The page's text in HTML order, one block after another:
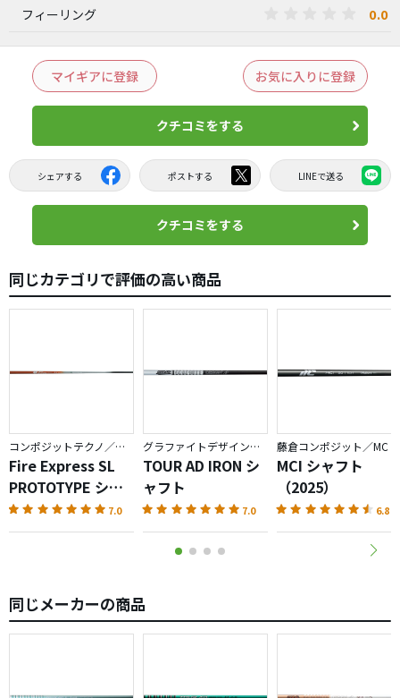
フィーリング 0.0
マイギアに登録 お気に入りに登録
クチコミをする
シェアする ポストする LINEで送る
クチコミをする
同じカテゴリで評価の高い商品
コンポジットテクノ／ファイアーエクスプレス
Fire Express SL
PROTOTYPE シャ
フト
7.0
グラファイトデザイン／TOUR AD
TOUR AD IRON シ
ャフト
7.0
藤倉コンポジット／MC
MCI シャフト
（2025）
6.8
同じメーカーの商品